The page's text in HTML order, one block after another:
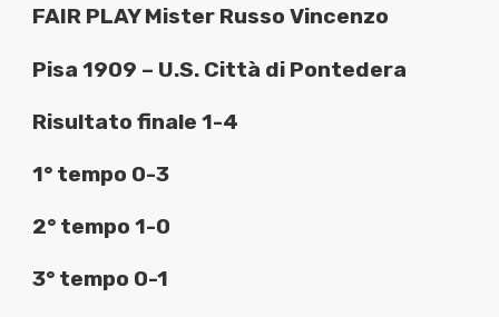
FAIR PLAY Mister Russo Vincenzo
Pisa 1909 – U.S. Città di Pontedera
Risultato finale 1-4
1° tempo 0-3
2° tempo 1-0
3° tempo 0-1